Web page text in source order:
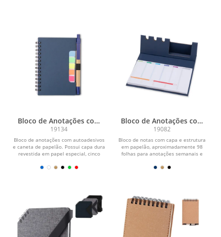
Bloco de Anotações com
Autoadesivos e Caneta
19134
Bloco de anotações com autoadesivos
e caneta de papelão. Possui capa dura
revestida em papel especial, cinco
Bloco de Anotações com
Suporte
19082
Bloco de notas com capa e estrutura
em papelão, aproximadamente 98
folhas para anotações semanais e